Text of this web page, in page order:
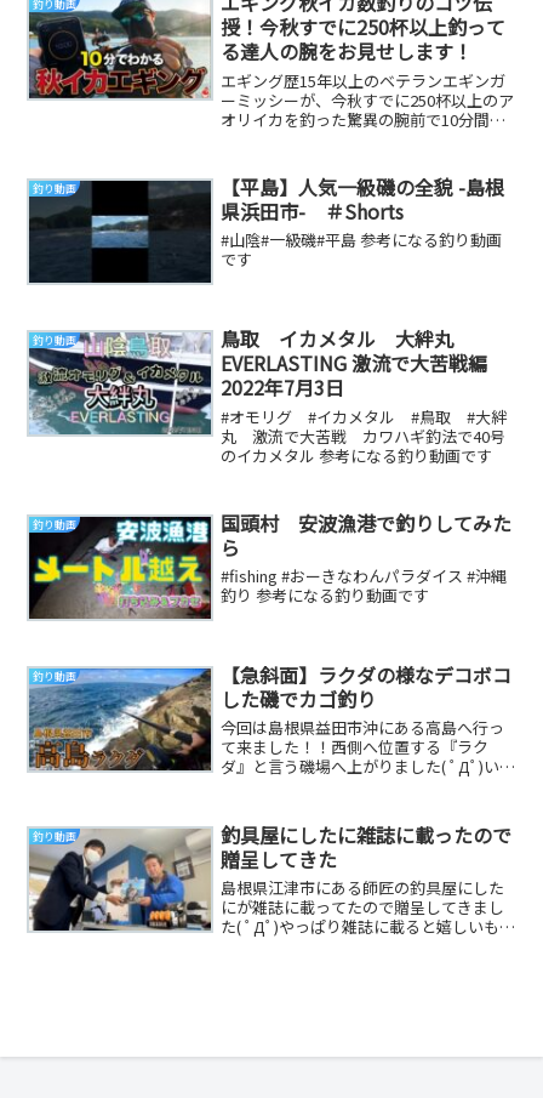
釣り動画
授！今秋すでに250杯以上釣って
る達人の腕をお見せします！
エギング歴15年以上のベテランエギンガ
ーミッシーが、今秋すでに250杯以上のア
オリイカを釣った驚異の腕前で10分間と
釣り動画
【平島】人気一級磯の全貌 -島根
県浜田市- ＃Shorts
#山陰#一級磯#平島 参考になる釣り動画
です
釣り動画
鳥取 イカメタル 大絆丸
EVERLASTING 激流で大苦戦編
2022年7月3日
#オモリグ #イカメタル #鳥取 #大絆
丸 激流で大苦戦 カワハギ釣法で40号
のイカメタル 参考になる釣り動画です
釣り動画
国頭村 安波漁港で釣りしてみた
ら
#fishing #おーきなわんパラダイス #沖縄
釣り 参考になる釣り動画です
釣り動画
【急斜面】ラクダの様なデコボコ
した磯でカゴ釣り
今回は島根県益田市沖にある高島へ行っ
て来ました！！西側へ位置する『ラク
ダ』と言う磯場へ上がりました( ﾟДﾟ)いざ
釣り動画
釣具屋にしたに雑誌に載ったので
贈呈してきた
島根県江津市にある師匠の釣具屋にした
にが雑誌に載ってたので贈呈してきまし
た( ﾟДﾟ)やっぱり雑誌に載ると嬉しいもん